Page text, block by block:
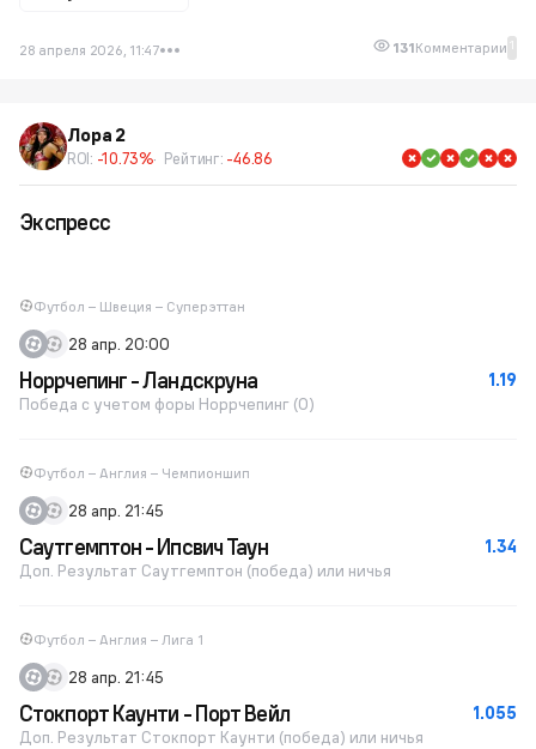
28 апреля 2026, 11:47 131Комментарии 1
Лора 2
ROI: -10.73% Рейтинг: -46.86
Экспресс
Футбол – Швеция – Суперэттан
28 апр. 20:00
1.19
Норрчепинг - Ландскруна
Победа с учетом форы Норрчепинг (0)
Футбол – Англия – Чемпионшип
28 апр. 21:45
1.34
Саутгемптон - Ипсвич Таун
Доп. Результат Саутгемптон (победа) или ничья
Футбол – Англия – Лига 1
28 апр. 21:45
1.055
Стокпорт Каунти - Порт Вейл
Доп. Результат Стокпорт Каунти (победа) или ничья